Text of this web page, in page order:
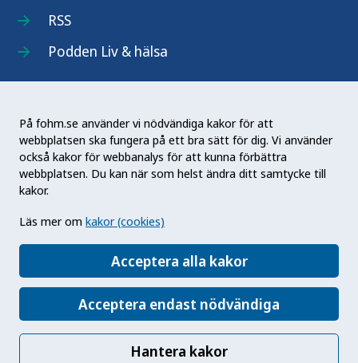
På fohm.se använder vi nödvändiga kakor för att
webbplatsen ska fungera på ett bra sätt för dig. Vi använder
också kakor för webbanalys för att kunna förbättra
webbplatsen. Du kan när som helst ändra ditt samtycke till
kakor.
Läs mer om kakor (cookies)
Acceptera alla kakor
Acceptera endast nödvändiga
Hantera kakor
RSS
Podden Liv & hälsa
Folkhälsomyndigheten (Fohm) är en nationell
kunskapsmyndighet som arbetar för en bättre
folkhälsa. Det gör myndigheten genom att
främja hälsa, förebygga ohälsa och skydda mot
hälsohot. Vår vision är en folkhälsa som stärker
samhällets utveckling.